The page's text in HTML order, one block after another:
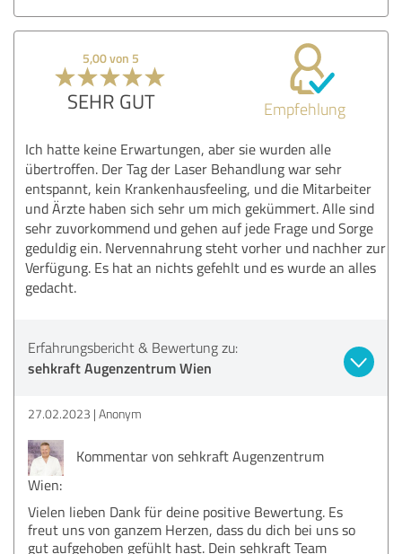
5,00 von 5
SEHR GUT Empfehlung
Ich hatte keine Erwartungen, aber sie wurden alle
übertroffen. Der Tag der Laser Behandlung war sehr
entspannt, kein Krankenhausfeeling, und die Mitarbeiter
und Ärzte haben sich sehr um mich gekümmert. Alle sind
sehr zuvorkommend und gehen auf jede Frage und Sorge
geduldig ein. Nervennahrung steht vorher und nachher zur
Verfügung. Es hat an nichts gefehlt und es wurde an alles
gedacht.
Erfahrungsbericht & Bewertung zu:
sehkraft Augenzentrum Wien
27.02.2023 Anonym
Kommentar von sehkraft Augenzentrum
Wien:
Vielen lieben Dank für deine positive Bewertung. Es
freut uns von ganzem Herzen, dass du dich bei uns so
gut aufgehoben gefühlt hast. Dein sehkraft Team